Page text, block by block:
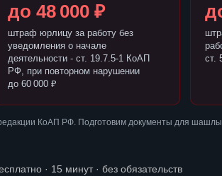
до 48 000 ₽
штраф юрлицу за работу без
уведомления о начале
деятельности - ст. 19.7.5-1 КоАП
РФ, при повторном нарушении
до 60 000 ₽
ст.
КоАП РФ. Подготовим документы для
· 15 минут · без обязательств